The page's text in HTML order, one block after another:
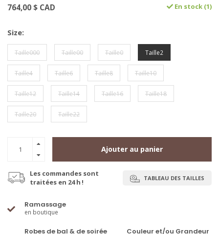
764,00 $ CAD En stock (1)
Size:
Taille000 Taille00 Taille0 Taille2
Taille4 Taille6 Taille8 Taille10
Taille12 Taille14 Taille16 Taille18
Taille20 Taille22
Ajouter au panier
Les commandes sont
traitées en 24 h !
TABLEAU DES TAILLES
Ramassage
en boutique
Robes de bal & de soirée Couleur et/ou Grandeur